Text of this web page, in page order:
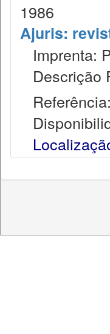
1986
Ajuris:
Imprenta:
Descrição